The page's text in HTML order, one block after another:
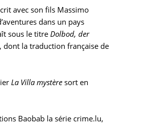
avec son fils Massimo
dans un pays
sous le titre Dolbod, der
, dont la traduction française de
La Villa mystère sort en
Baobab la série crime.lu,